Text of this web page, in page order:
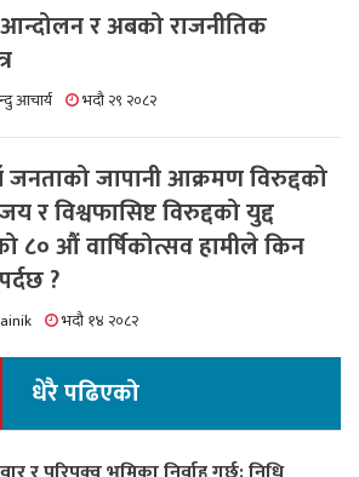
र अबको राजनीतिक
आचार्य भदौ २९ २०८२
जनताको जापानी आक्रमण विरुद्दको
र विश्वफासिष्ट विरुद्दको युद्द
८० औं वार्षिकोत्सव हामीले किन
?
भदौ १४ २०८२
धेरै पढिएको